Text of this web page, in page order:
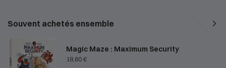
Souvent achetés ensemble
Magic Maze : Maximum Security
18,60€